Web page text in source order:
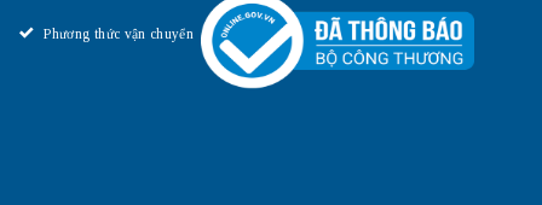
Phương thức vận chuyển